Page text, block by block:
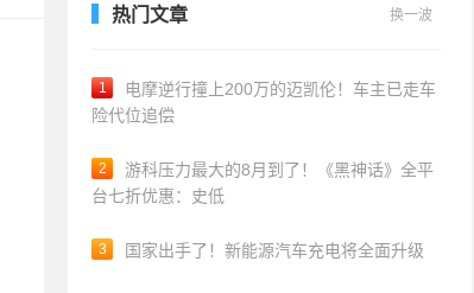
热门文章 换一波
1
电摩逆行撞上200万的迈凯伦！车主已走车
险代位追偿
2
游科压力最大的8月到了！《黑神话》全平
台七折优惠：史低
3 国家出手了！新能源汽车充电将全面升级